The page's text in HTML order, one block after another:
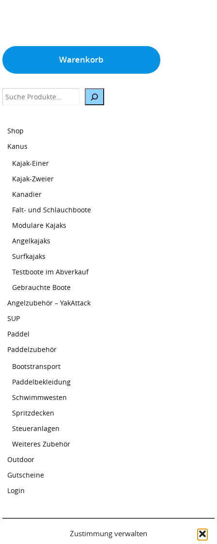
Zustimmung verwalten
Warenkorb
Suche
Shop
Kanus
Kajak-Einer
Kajak-Zweier
Kanadier
Falt- und Schlauchboote
Modulare Kajaks
Angelkajaks
Surfkajaks
Testboote im Abverkauf
Gebrauchte Boote
Angelzubehör – YakAttack
SUP
Paddel
Paddelzubehör
Bootstransport
Paddelbekleidung
Schwimmwesten
Spritzdecken
Steueranlagen
Weiteres Zubehör
Outdoor
Gutscheine
Login